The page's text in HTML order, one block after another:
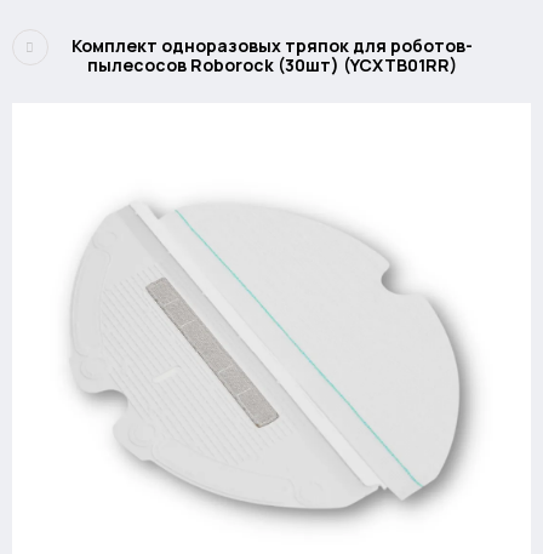
Комплект одноразовых тряпок для роботов-
пылесосов Roborock (30шт) (YCXTB01RR)